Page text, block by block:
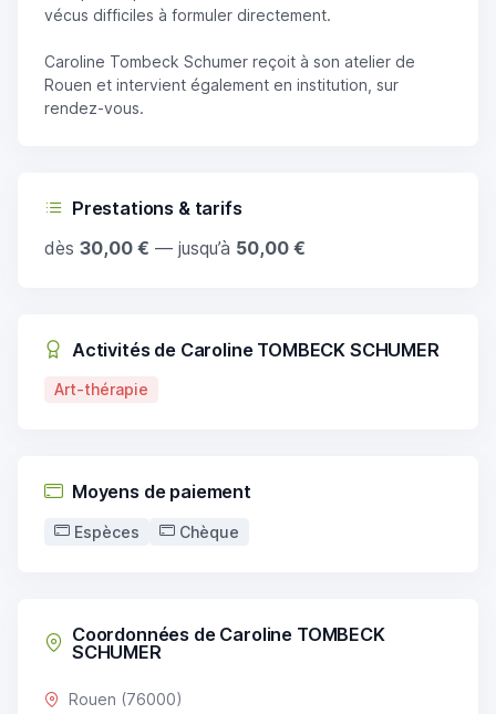
vécus difficiles à formuler directement.
Caroline Tombeck Schumer reçoit à son atelier de
Rouen et intervient également en institution, sur
rendez-vous.
Prestations & tarifs
dès 30,00 € — jusqu’à 50,00 €
Activités de Caroline TOMBECK SCHUMER
Art-thérapie
Moyens de paiement
Espèces Chèque
Coordonnées de Caroline TOMBECK
SCHUMER
Rouen (76000)